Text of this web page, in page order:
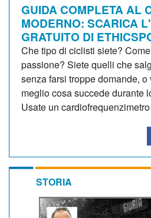
GUIDA COMPLETA AL
MODERNO: SCARICA
GRATUITO DI
Che tipo di ciclisti siete?
passione? Siete quelli che
senza farsi troppe domande,
meglio cosa succede durante
Usate un
STORIA